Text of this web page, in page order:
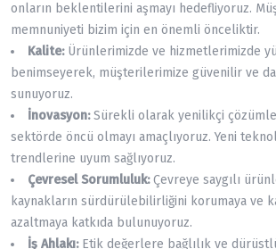
onların beklentilerini aşmayı hedefliyoruz.
memnuniyeti bizim için en önemli önceliktir.
Kalite:Ürünlerimizde ve hizmetlerimizde
benimseyerek, müşterilerimize güvenilir ve
sunuyoruz.
İnovasyon:Sürekli olarak yenilikçi
sektörde öncü olmayı amaçlıyoruz. Yeni
trendlerine uyum sağlıyoruz.
Çevresel Sorumluluk:Çevreye saygılı
kaynakların sürdürülebilirliğini korumaya ve
azaltmaya katkıda bulunuyoruz.
İş Ahlakı:Etik değerlere bağlılık ve